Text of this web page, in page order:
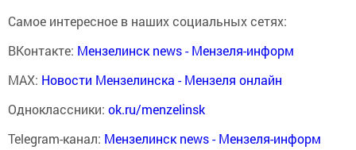
Самое интересное в наших социальных сетях:
ВКонтакте: Мензелинск news - Мензеля-информ
MAX: Новости Мензелинска - Мензеля онлайн
Одноклассники: ok.ru/menzelinsk
Telegram-канал: Мензелинск news - Мензеля-информ